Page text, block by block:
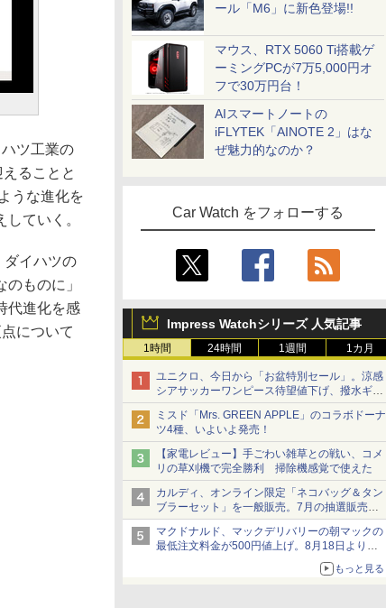
ール「M6」に新色登場!!
マウス、RTX 5060 Ti搭載ゲ
ーミングPCが7万5,000円オ
フで30万円台！
AIスマートノートの
iFLYTEK「AINOTE 2」はな
ぜ魅力的なのか？
Car Watch をフォローする
Impress Watchシリーズ 人気記事
1時間 24時間 1週間 1カ月
ユニクロ、今日から「お盆特別セール」。涼感
シアサッカーワンピース待望値下げ、撥水ギア
ショーツは1990円に
ミスド「Mrs. GREEN APPLE」のコラボドーナ
ツ4種、いよいよ発売！
【家電レビュー】手ごわい雑草との戦い、コメ
リの草刈機で完全勝利 掃除機感覚で使えた
カルディ、オンライン限定「ネコバッグ＆タン
ブラーセット」を一般販売。7月の抽選販売の
当選無効分
マクドナルド、マックデリバリーの朝マックの
最低注文料金が500円値上げ。8月18日より
もっと見る
ツ工業の
ることと
うな進化を
ていく。
イハツの
ものに」
代進化を感
について